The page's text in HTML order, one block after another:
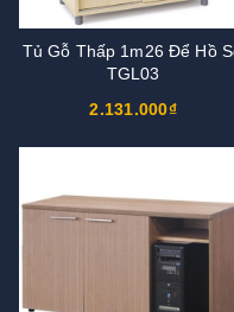
Tủ Gỗ Thấp 1m26 Để Hồ
TGL03
2.131.000₫